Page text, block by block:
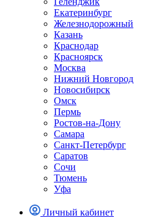
Екатеринбург
Железнодорожный
Казань
Краснодар
Красноярск
Москва
Нижний Новгород
Новосибирск
Омск
Пермь
Ростов-на-Дону
Самара
Санкт-Петербург
Саратов
Сочи
Тюмень
Уфа
Личный кабинет